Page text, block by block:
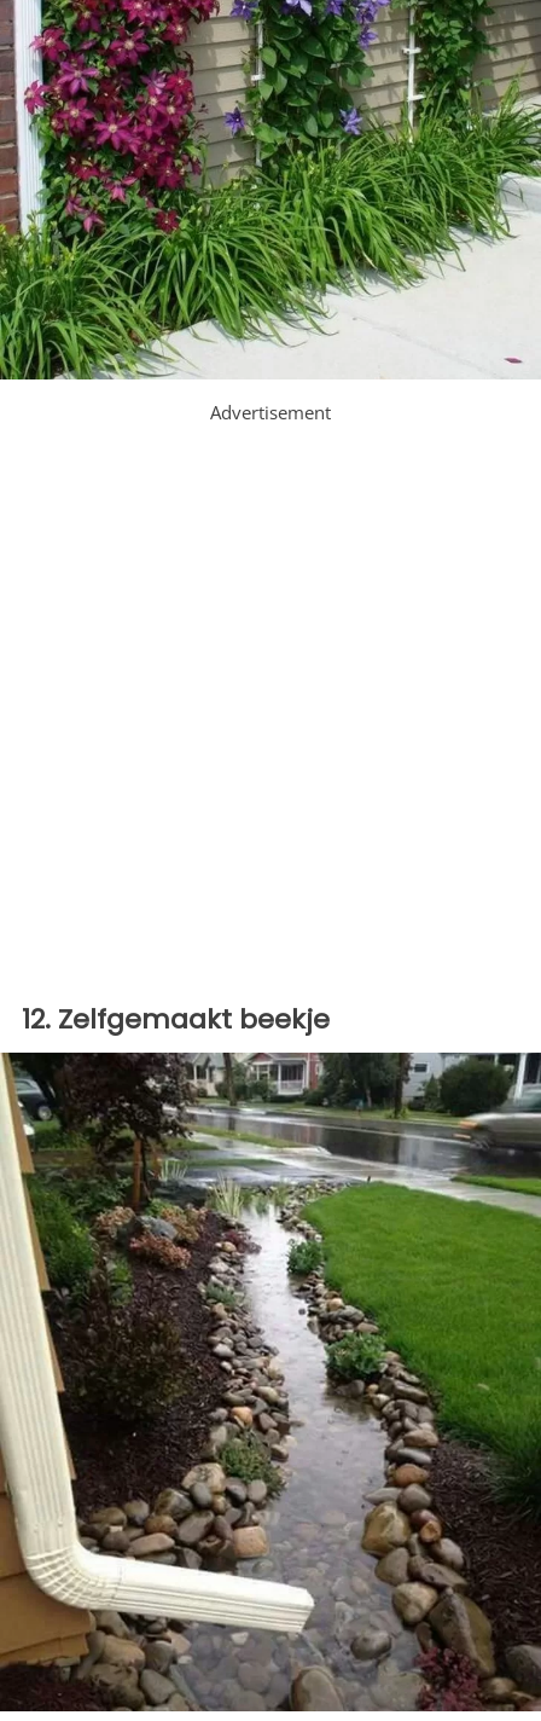
Advertisement
12. Zelfgemaakt beekje